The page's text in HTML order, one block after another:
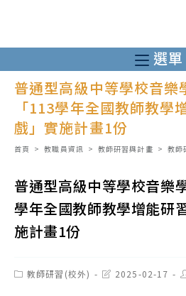
至
主
容
選單
普通型高級中等學校音樂
「113學年全國教師教學
戲」實施計畫1份
首頁 > 教職員資訊 > 教師研習與計畫 > 教師
普通型高級中等學校音樂
學年全國教師教學增能研
施計畫1份
Post教師研習(校外)
Post2025-02-17